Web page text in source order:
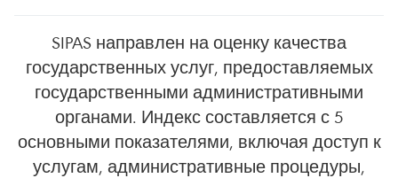
SIPAS направлен на оценку качества
государственных услуг, предоставляемых
государственными административными
органами. Индекс составляется с 5
основными показателями, включая доступ к
услугам, административные процедуры,